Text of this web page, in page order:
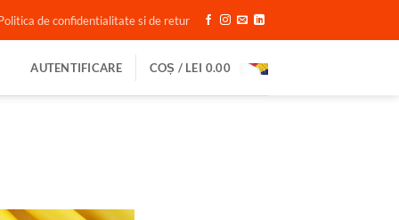
de confidentialitate si de retur
AUTENTIFICARE COȘ / LEI 0.00